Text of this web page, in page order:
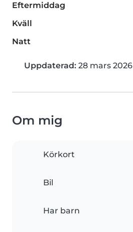
Eftermiddag
Kväll
Natt
Uppdaterad: 28 mars 2026
Om mig
Körkort
Bil
Har barn